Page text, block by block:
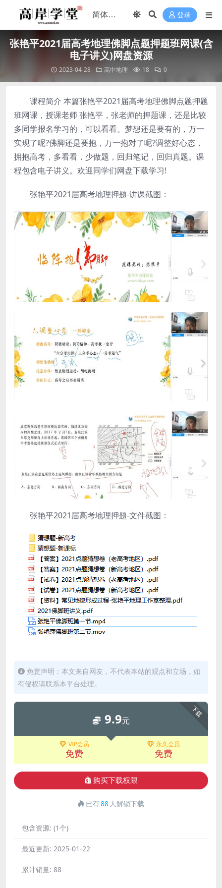
登录
张艳平2021届高考地理佛脚点题押题班网课(含
电子讲义)网盘资源
2023-04-28 高中地理 18 0
课程简介 本篇张艳平2021届高考地理佛脚点题押题
班网课，授课老师 张艳平，张老师的押题课，还是比较
多同学报名学习的，可以看看。梦想还是要有的，万一
实现了呢?佛脚还是要抱，万一抱对了呢?调整好心态，
拥抱高考，多看看，少做题，回归笔记，回归真题。课
程包含电子讲义。欢迎同学们网盘下载学习!
张艳平2021届高考地理押题-讲课截图：
张艳平2021届高考地理押题-文件截图：
免责声明：本文来自网友，不代表本站的观点和立场，如
有侵权请联系本平台处理。
下载
9.9元
VIP会员
免费
永久会员
免费
购买下载权限
已有88 人解锁下载
包含资源: (1个)
最近更新: 2025-01-22
累计销量: 88